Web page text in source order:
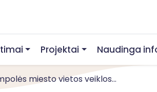
Projektai Naudinga
miesto vietos veiklos...